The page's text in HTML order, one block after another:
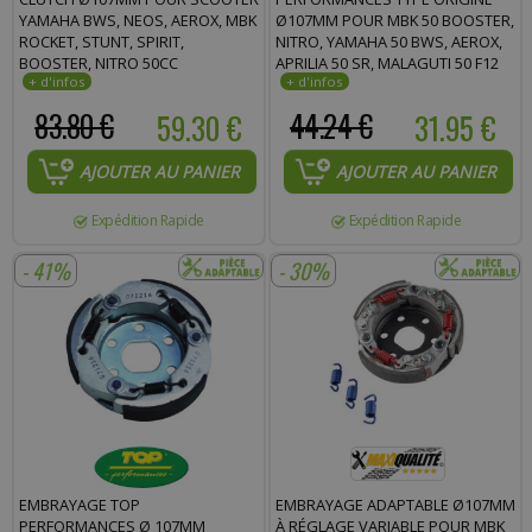
YAMAHA BWS, NEOS, AEROX, MBK
ROCKET, STUNT, SPIRIT,
BOOSTER, NITRO 50CC
59.30 €
83.80 €
AJOUTER AU PANIER
Expédition Rapide
Ø107MM POUR MBK 50 BOOSTER,
NITRO, YAMAHA 50 BWS, AEROX,
APRILIA 50 SR, MALAGUTI 50 F12
31.95 €
44.24 €
AJOUTER AU PANIER
Expédition Rapide
- 41%
EMBRAYAGE TOP
PERFORMANCES Ø 107MM
- 30%
EMBRAYAGE ADAPTABLE Ø107MM
À RÉGLAGE VARIABLE POUR MBK